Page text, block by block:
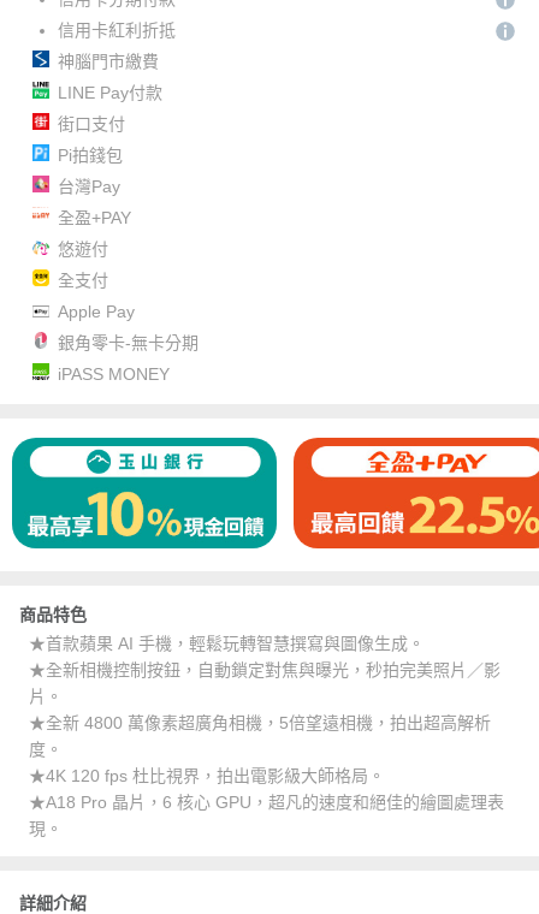
信用卡紅利折抵
神腦門市繳費
LINE Pay付款
街口支付
Pi拍錢包
台灣Pay
全盈+PAY
悠遊付
全支付
Apple Pay
銀角零卡-無卡分期
iPASS MONEY
商品特色
★首款蘋果 AI 手機，輕鬆玩轉智慧撰寫與圖像生成。
★全新相機控制按鈕，自動鎖定對焦與曝光，秒拍完美照片／影
片。
★全新 4800 萬像素超廣角相機，5倍望遠相機，拍出超高解析
度。
★4K 120 fps 杜比視界，拍出電影級大師格局。
★A18 Pro 晶片，6 核心 GPU，超凡的速度和絕佳的繪圖處理表
現。
詳細介紹